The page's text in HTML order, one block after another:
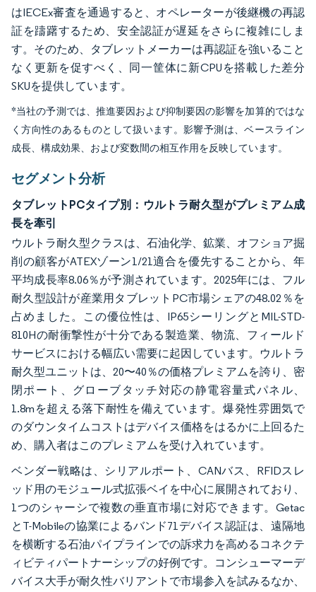
はIECEx審査を通過すると、オペレーターが後継機の再認
証を躊躇するため、安全認証が遅延をさらに複雑にしま
す。そのため、タブレットメーカーは再認証を強いること
なく更新を促すべく、同一筐体に新CPUを搭載した差分
SKUを提供しています。
*当社の予測では、推進要因および抑制要因の影響を加算的ではな
く方向性のあるものとして扱います。影響予測は、ベースライン
成長、構成効果、および変数間の相互作用を反映しています。
セグメント分析
タブレットPCタイプ別：ウルトラ耐久型がプレミアム成
長を牽引
ウルトラ耐久型クラスは、石油化学、鉱業、オフショア掘
削の顧客がATEXゾーン1/21適合を優先することから、年
平均成長率8.06％が予測されています。2025年には、フル
耐久型設計が産業用タブレットPC市場シェアの48.02％を
占めました。この優位性は、IP65シーリングとMIL-STD-
810Hの耐衝撃性が十分である製造業、物流、フィールド
サービスにおける幅広い需要に起因しています。ウルトラ
耐久型ユニットは、20〜40％の価格プレミアムを誇り、密
閉ポート、グローブタッチ対応の静電容量式パネル、
1.8mを超える落下耐性を備えています。爆発性雰囲気で
のダウンタイムコストはデバイス価格をはるかに上回るた
め、購入者はこのプレミアムを受け入れています。
ベンダー戦略は、シリアルポート、CANバス、RFIDスレ
ッド用のモジュール式拡張ベイを中心に展開されており、
1つのシャーシで複数の垂直市場に対応できます。Getac
とT-Mobileの協業によるバンド71デバイス認証は、遠隔地
を横断する石油パイプラインでの訴求力を高めるコネクテ
ィビティパートナーシップの好例です。コンシューマーデ
バイス大手が耐久性バリアントで市場参入を試みるなか、